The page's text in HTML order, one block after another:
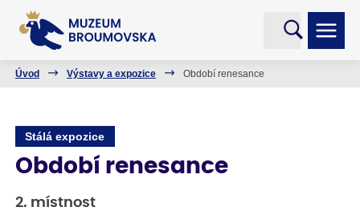
Úvod Výstavy a expozice Období renesance
Stálá expozice
Období renesance
2. místnost